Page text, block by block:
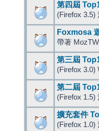
第四屆
(Firefox 3.5)
Foxmosa
帶著
第三屆
(Firefox 3.0)
第二屆
(Firefox 1.5)
擴充套件
(Firefox 1.0)